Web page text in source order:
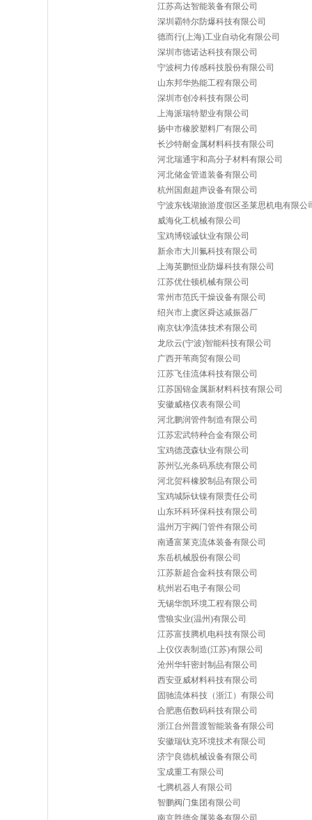
江苏高达智能装备有限公司
深圳霸特尔防爆科技有限公司
德而行(上海)工业自动化有限公司
深圳市德诺达科技有限公司
宁波柯力传感科技股份有限公司
山东邦华热能工程有限公司
深圳市创冷科技有限公司
上海派瑞特塑业有限公司
扬中市橡胶塑料厂有限公司
长沙特耐金属材料科技有限公司
河北瑞通宇和高分子材料有限公司
河北储金管道装备有限公司
杭州国彪超声设备有限公司
宁波东钱湖旅游度假区圣莱思机电有限公
威海化工机械有限公司
宝鸡博锐诚钛业有限公司
新余市大川氟科技有限公司
上海英鹏恒业防爆科技有限公司
江苏优仕顿机械有限公司
常州市范氏干燥设备有限公司
绍兴市上虞区舜达减振器厂
南京钛净流体技术有限公司
龙欣云(宁波)智能科技有限公司
广西开苇商贸有限公司
江苏飞佳流体科技有限公司
江苏国锦金属新材料科技有限公司
安徽威格仪表有限公司
河北鹏润管件制造有限公司
江苏宏武特种合金有限公司
宝鸡德茂森钛业有限公司
苏州弘光条码系统有限公司
河北贺科橡胶制品有限公司
宝鸡城际钛镍有限责任公司
山东环科环保科技有限公司
温州万宇阀门管件有限公司
南通富莱克流体装备有限公司
东岳机械股份有限公司
江苏新超合金科技有限公司
杭州岩石电子有限公司
无锡华凯环境工程有限公司
雪狼实业(温州)有限公司
江苏富技腾机电科技有限公司
上仪仪表制造(江苏)有限公司
沧州华轩密封制品有限公司
西安亚威材料科技有限公司
固驰流体科技（浙江）有限公司
合肥惠佰数码科技有限公司
浙江台州普渡智能装备有限公司
安徽瑞钛克环境技术有限公司
济宁良德机械设备有限公司
宝成重工有限公司
七腾机器人有限公司
智鹏阀门集团有限公司
南京胜德金属装备有限公司